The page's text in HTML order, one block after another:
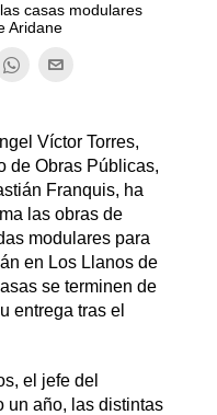
casas modulares
Aridane
Víctor Torres,
de Obras Públicas,
Franquis, ha
las obras de
modulares para
en Los Llanos de
se terminen de
entrega tras el
el jefe del
un año, las distintas